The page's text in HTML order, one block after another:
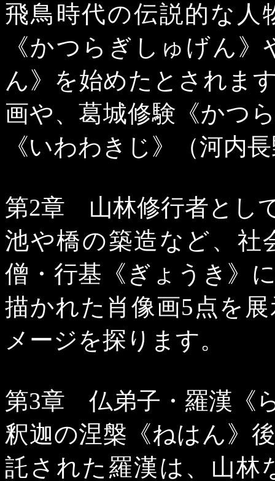
飛鳥時代の伝説的な人
《かつらぎしゅげん
ん》を始めたとされま
画や、葛城修験《かつ
《いわわきじ》（河内
第2章 山林修行者とし
池や橋の築造など、社
僧・行基《ぎょうき》
描かれた肖像画5 点を
メージを探ります。
第3章 仏弟子・羅漢《
釈迦の涅槃《ねはん》
託された羅漢は、山林